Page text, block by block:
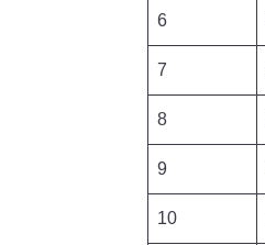
6
7
8
9
10